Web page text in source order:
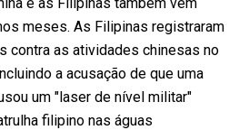
meses. As Filipinas registraram
contra as atividades chinesas no
a acusação de que uma
um "laser de nível militar"
filipino nas águas